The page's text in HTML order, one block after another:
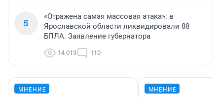
5
«Отражена самая массовая атака»: в
Ярославской области ликвидировали 88
БПЛА. Заявление губернатора
14 013 110
МНЕНИЕ МНЕНИЕ